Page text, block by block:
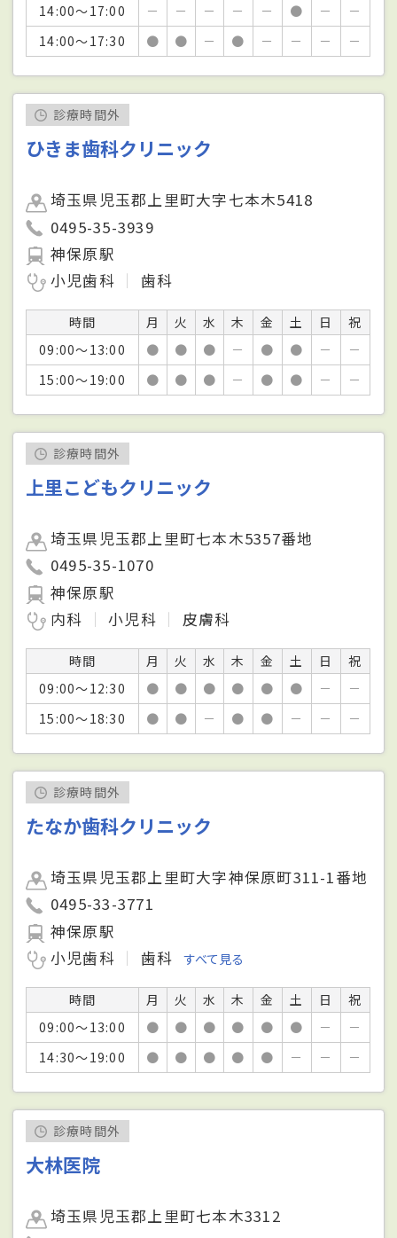
14:00～17:00
－ － － － － ● －
－
14:00～17:30
● ● － ● － － － －
診療時間外
ひきま歯科クリニック
埼玉県児玉郡上里町大字七本木5418
0495-35-3939
神保原駅
小児歯科
歯科
時間 月 火 水 木 金 土 日
祝
09:00～13:00
● ● ● － ● ● －
－
15:00～19:00
● ● ● － ● ● － －
診療時間外
上里こどもクリニック
埼玉県児玉郡上里町七本木5357番地
0495-35-1070
神保原駅
内科
小児科 皮膚科
時間 月 火 水 木 金 土 日
祝
09:00～12:30
● ● ● ● ● ● －
－
15:00～18:30
● ● － ● ● － － －
診療時間外
たなか歯科クリニック
埼玉県児玉郡上里町大字神保原町311-1番地
0495-33-3771
神保原駅
小児歯科
歯科 すべて見る
時間 月 火 水 木 金 土 日
祝
09:00～13:00
● ● ● ● ● ● －
－
14:30～19:00
● ● ● ● ● － － －
診療時間外
大林医院
埼玉県児玉郡上里町七本木3312